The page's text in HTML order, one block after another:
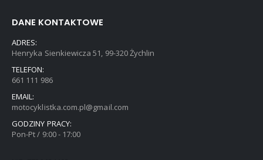
DANE KONTAKTOWE
ADRES:
Henryka Sienkiewicza 51, 99-320 Żychlin
TELEFON:
661 111 986
EMAIL:
motocyklistka.com.pl@gmail.com
GODZINY PRACY:
Pon-Pt / 9:00 - 17:00